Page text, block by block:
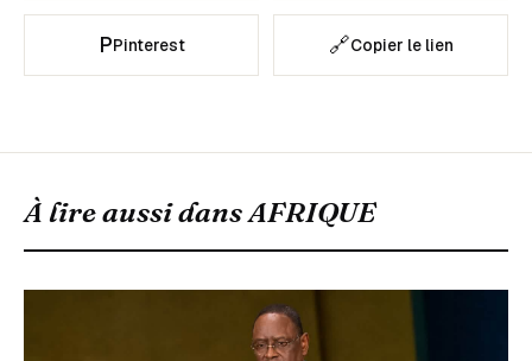
PPinterest 🔗Copier le lien
À lire aussi dansAFRIQUE